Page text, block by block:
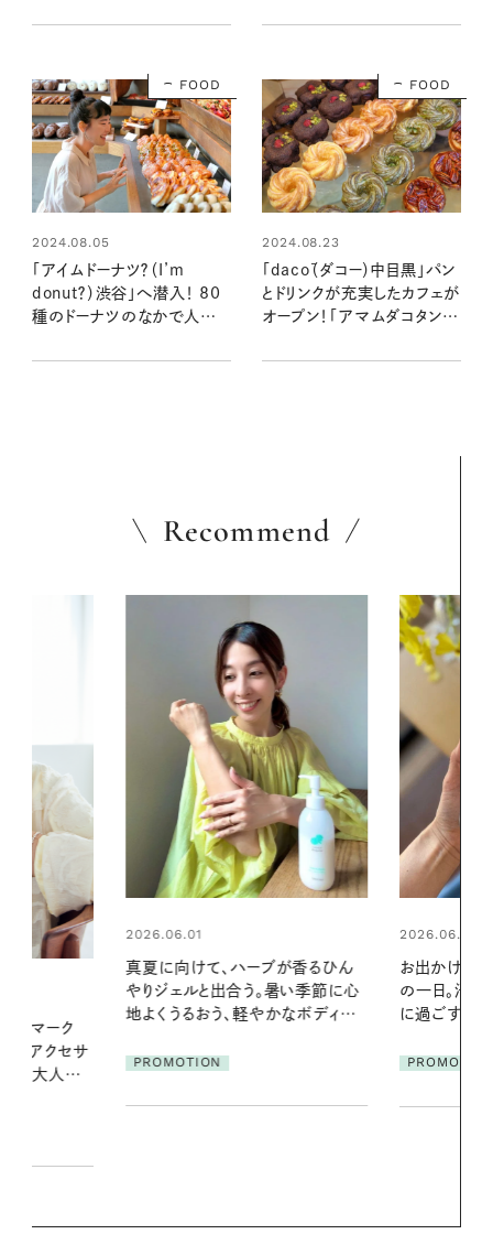
開！
通う、valoさんのお気に入り
FOOD
2024.08.05
「アイムドーナツ？（I’m
donut？）渋谷」へ潜入！ 80
種のドーナツのなかで人気
チェック！：おいしいドーナツ
FOOD
2024.08.23
「dacō（ダコー）中目黒」パン
とドリンクが充実したカフェが
オープン！「アマムダコタン」
レポ【わざわざ行きたいパン
Recommend
2026.06.01
お出かけ前のひと手間で変わる、夏
の一日。汗ばむ季節を「ごきげん」
に過ごす私の新習慣
PROMOTION
2026.07.24
夏の髪と心
る【大人気の
1本で汗ばむ